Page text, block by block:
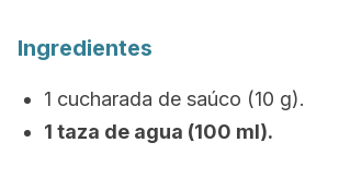
Ingredientes
1 cucharada de saúco (10 g).
1 taza de agua (100 ml).